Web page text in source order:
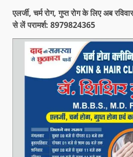
एलर्जी, चर्म रोग, गुप्त रोग के लिए अब
से लें परामर्श: 8979824365